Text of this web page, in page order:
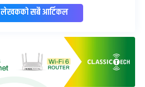
लेखकको सबै आर्टिकल